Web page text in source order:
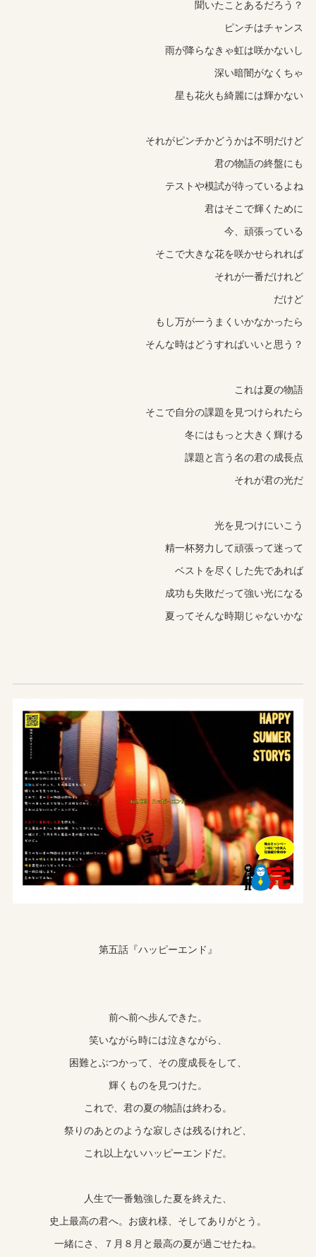
聞いたことあるだろう？
ピンチはチャンス
雨が降らなきゃ虹は咲かないし
深い暗闇がなくちゃ
星も花火も綺麗には輝かない
それがピンチかどうかは不明だけど
君の物語の終盤にも
テストや模試が待っているよね
君はそこで輝くために
今、頑張っている
そこで大きな花を咲かせられれば
それが一番だけれど
だけど
もし万が一うまくいかなかったら
そんな時はどうすればいいと思う？
これは夏の物語
そこで自分の課題を見つけられたら
冬にはもっと大きく輝ける
課題と言う名の君の成長点
それが君の光だ
光を見つけにいこう
精一杯努力して頑張って迷って
ベストを尽くした先であれば
成功も失敗だって強い光になる
夏ってそんな時期じゃないかな
第五話『ハッピーエンド』
前へ前へ歩んできた。
笑いながら時には泣きながら、
困難とぶつかって、その度成長をして、
輝くものを見つけた。
これで、君の夏の物語は終わる。
祭りのあとのような寂しさは残るけれど、
これ以上ないハッピーエンドだ。
人生で一番勉強した夏を終えた、
史上最高の君へ。お疲れ様、そしてありがとう。
一緒にさ、７月８月と最高の夏が過ごせたね。